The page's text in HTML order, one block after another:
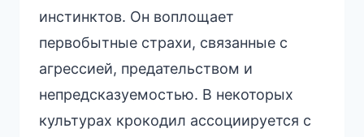
инстинктов. Он воплощает
первобытные страхи, связанные с
агрессией, предательством и
непредсказуемостью. В некоторых
культурах крокодил ассоциируется с